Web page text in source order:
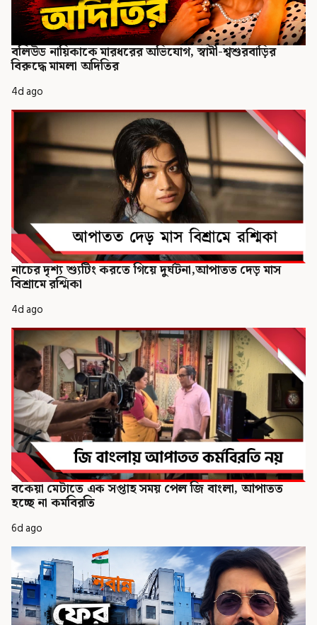
বলিউড নায়িকাকে মারধরের অভিযোগ, স্বামী-শ্বশুরবাড়ির
বিরুদ্ধে মামলা অদিতির
4d ago
নাচের দৃশ্য শ্যুটিং করতে গিয়ে দুর্ঘটনা,আপাতত দেড় মাস
বিশ্রামে রশ্মিকা
4d ago
বকেয়া মেটাতে এক সপ্তাহ সময় পেল জি বাংলা, আপাতত
হচ্ছে না কর্মবিরতি
6d ago